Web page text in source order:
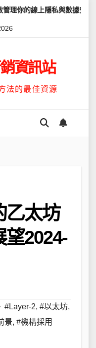
與數據安全 怎麼讓
資訊站
法的最佳資源
乙太坊
2024-
#Layer-2, #以太坊,
景, #機構採用